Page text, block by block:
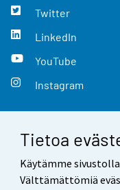
Tietoa
Käytämme
Välttämättömiä
Twitter
LinkedIn
YouTube
Instagram
Yhteystiedot
Palaute